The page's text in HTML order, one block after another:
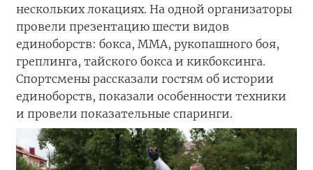
нескольких локациях. На одной организаторы
провели презентацию шести видов
единоборств: бокса, ММА, рукопашного боя,
греплинга, тайского бокса и кикбоксинга.
Спортсмены рассказали гостям об истории
единоборств, показали особенности техники
и провели показательные спаринги.